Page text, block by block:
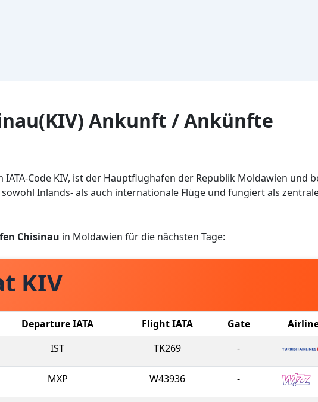
Ankunft / Ankünfte
IATA-Code KIV, ist der Hauptflughafen der Republik Moldawien und
Inlands- als auch internationale Flüge und fungiert als
Chisinau in Moldawien für die nächsten Tage:
KIV
Departure IATA Flight IATA Gate
IST TK269 -
MXP W43936 -